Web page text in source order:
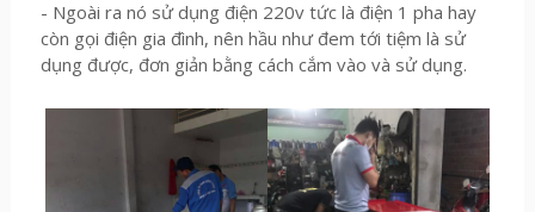
- Ngoài ra nó sử dụng điện 220v tức là điện 1 pha hay
còn gọi điện gia đình, nên hầu như đem tới tiệm là sử
dụng được, đơn giản bằng cách cắm vào và sử dụng.